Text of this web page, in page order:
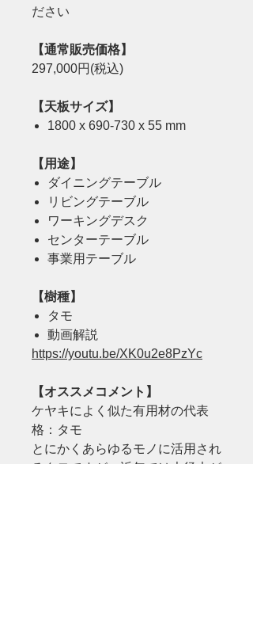
ださい
【通常販売価格】
297,000円(税込)
【天板サイズ】
1800 x 690-730 x 55 mm
【用途】
ダイニングテーブル
リビングテーブル
ワーキングデスク
センターテーブル
事業用テーブル
【樹種】
タモ
動画解説
https://youtu.be/XK0u2e8PzYc
【オススメコメント】
ケヤキによく似た有用材の代表
格：タモ
とにかくあらゆるモノに活用され
るタモですが、近年では大径木が